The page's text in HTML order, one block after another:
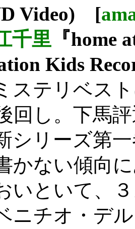
Video) [
千里 『home
Kids
ステリベス
回し。下馬
リーズ第
かない傾向
いといて、
ニチオ・デ